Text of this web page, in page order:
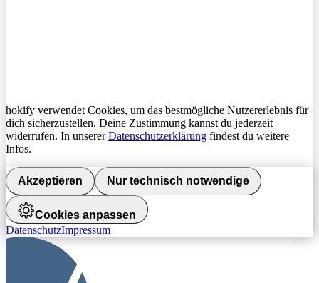
hokify verwendet Cookies, um das bestmögliche Nutzererlebnis für
dich sicherzustellen. Deine Zustimmung kannst du jederzeit
widerrufen. In unsererDatenschutzerklärung findest du weitere
Infos.
Akzeptieren Nur technisch notwendige
Cookies anpassen
DatenschutzImpressum